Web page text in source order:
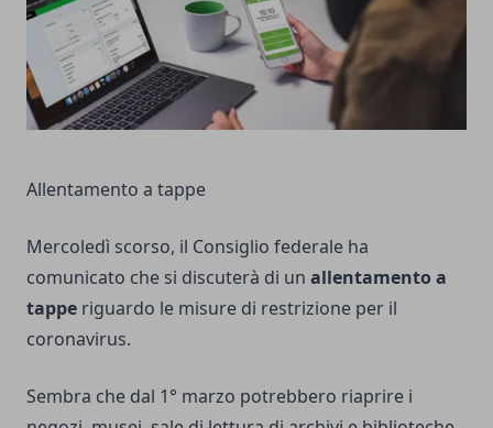
Allentamento a tappe
Mercoledì scorso, il Consiglio federale ha
comunicato che si discuterà di un allentamento a
tappe riguardo le misure di restrizione per il
coronavirus.
Sembra che dal 1° marzo potrebbero riaprire i